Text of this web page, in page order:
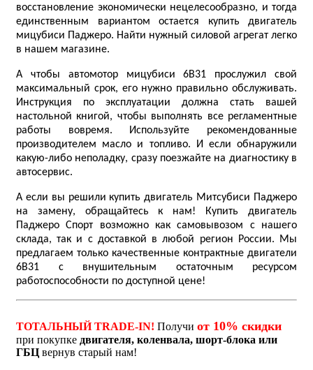
восстановление экономически нецелесообразно, и тогда
единственным вариантом остается купить двигатель
мицубиси Паджеро. Найти нужный силовой агрегат легко
в нашем магазине.
А чтобы автомотор мицубиси 6B31 прослужил свой
максимальный срок, его нужно правильно обслуживать.
Инструкция по эксплуатации должна стать вашей
настольной книгой, чтобы выполнять все регламентные
работы вовремя. Используйте рекомендованные
производителем масло и топливо. И если обнаружили
какую-либо неполадку, сразу поезжайте на диагностику в
автосервис.
А если вы решили купить двигатель Митсубиси Паджеро
на замену, обращайтесь к нам! Купить двигатель
Паджеро Спорт возможно как самовывозом с нашего
склада, так и с доставкой в любой регион России. Мы
предлагаем только качественные контрактные двигатели
6B31 с внушительным остаточным ресурсом
работоспособности по доступной цене!
ТОТАЛЬНЫЙ TRADE-IN! Получи от 10% скидки
при покупке двигателя, коленвала, шорт-блока или
ГБЦ вернув старый нам!